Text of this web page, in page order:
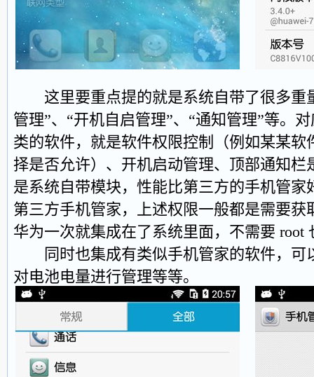
这里要重点提的就是系统自带了很多重
管理”、“开机自启管理”、“通知管理”等。
类的软件，就是软件权限控制（例如某某软
择是否允许）、开机启动管理、顶部通知栏
是系统自带模块，性能比第三方的手机管家
第三方手机管家，上述权限一般都是需要获
华为一次就集成在了系统里面，不需要 root
同时也集成有类似手机管家的软件，可
对电池电量进行管理等等。